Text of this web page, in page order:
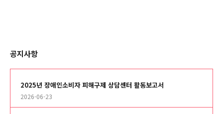
공지사항
2025년 장애인소비자 피해구제 상담센터 활동보고서
2026-06-23